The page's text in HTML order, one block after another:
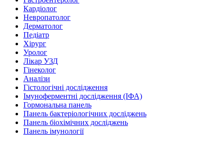
Кардіолог
Невропатолог
Дерматолог
Педіатр
Хірург
Уролог
Лікар УЗД
Гінеколог
Аналізи
Гістологічні дослідження
Імуноферментні дослідження (ІФА)
Гормональна панель
Панель бактеріологічних досліджень
Панель біохімічних досліджень
Панель імунології